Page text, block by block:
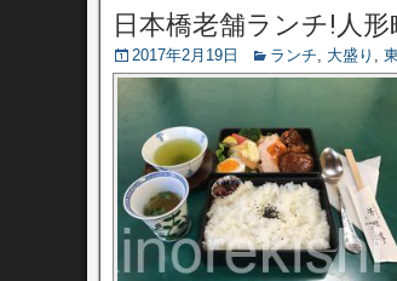
日本橋老舗ランチ!人
2017年2月19日 ランチ, 大盛り ,